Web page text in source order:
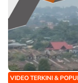
VIDEO TERKINI &